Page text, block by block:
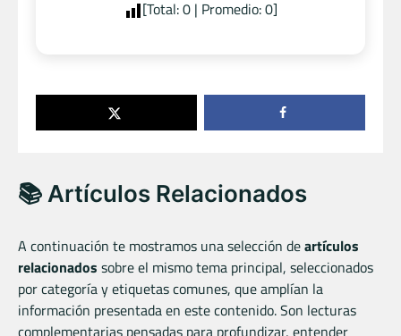
[Total:0| Promedio:0]
📚 Artículos Relacionados
A continuación te mostramos una selección deartículos
relacionados sobre el mismo tema principal, seleccionados
por categoría y etiquetas comunes, que amplían la
información presentada en este contenido. Son lecturas
complementarias pensadas para profundizar, entender